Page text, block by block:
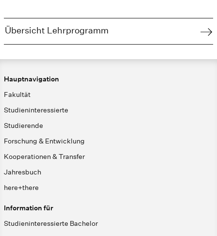
Übersicht Lehrprogramm
Hauptnavigation
Fakultät
Studieninteressierte
Studierende
Forschung & Entwicklung
Kooperationen & Transfer
Jahresbuch
here+there
Information für
Studieninteressierte Bachelor